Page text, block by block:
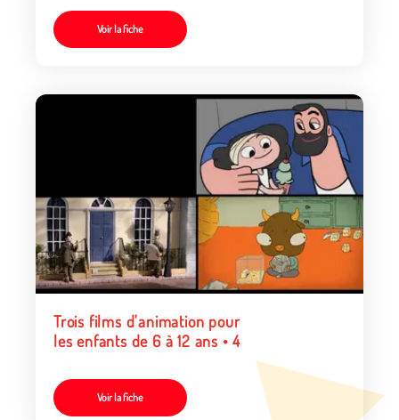
Voir la fiche
Trois films d'animation pour
les enfants de 6 à 12 ans • 4
Voir la fiche